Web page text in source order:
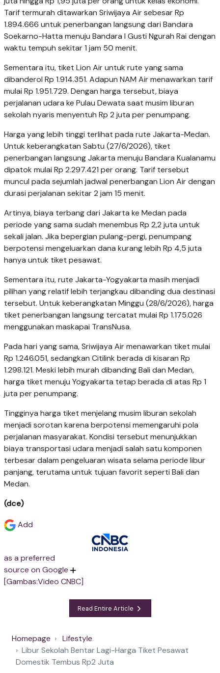
Tarif termurah ditawarkan Sriwijaya Air sebesar Rp
1.894.666 untuk penerbangan langsung dari Bandara
Soekarno-Hatta menuju Bandara I Gusti Ngurah Rai dengan
waktu tempuh sekitar 1 jam 50 menit.
Sementara itu, tiket Lion Air untuk rute yang sama
dibanderol Rp 1.914.351. Adapun NAM Air menawarkan tarif
mulai Rp 1.951.729. Dengan harga tersebut, biaya
perjalanan udara ke Pulau Dewata saat musim liburan
sekolah nyaris menyentuh Rp 2 juta per penumpang.
Harga yang lebih tinggi terlihat pada rute Jakarta-Medan.
Untuk keberangkatan Sabtu (27/6/2026), tiket
penerbangan langsung Jakarta menuju Bandara Kualanamu
dipatok mulai Rp 2.297.421 per orang. Tarif tersebut
muncul pada sejumlah jadwal penerbangan Lion Air dengan
durasi perjalanan sekitar 2 jam 15 menit.
Artinya, biaya terbang dari Jakarta ke Medan pada
periode yang sama sudah menembus Rp 2,2 juta untuk
sekali jalan. Jika bepergian pulang-pergi, penumpang
berpotensi mengeluarkan dana kurang lebih Rp 4,5 juta
hanya untuk tiket pesawat.
Sementara itu, rute Jakarta-Yogyakarta masih menjadi
pilihan yang relatif lebih terjangkau dibanding dua destinasi
tersebut. Untuk keberangkatan Minggu (28/6/2026), harga
tiket penerbangan langsung tercatat mulai Rp 1.175.026
menggunakan maskapai TransNusa.
Pada hari yang sama, Sriwijaya Air menawarkan tiket mulai
Rp 1.246.051, sedangkan Citilink berada di kisaran Rp
1.298.121. Meski lebih murah dibanding Bali dan Medan,
harga tiket menuju Yogyakarta tetap berada di atas Rp 1
juta per penumpang.
Tingginya harga tiket menjelang musim liburan sekolah
menjadi sorotan karena berpotensi memengaruhi pola
perjalanan masyarakat. Kondisi tersebut menunjukkan
biaya transportasi udara menjadi salah satu komponen
terbesar dalam pengeluaran wisata selama periode libur
panjang, terutama untuk tujuan favorit seperti Bali dan
Medan.
(dce)
Add
as a preferred
source on Google
[Gambas:Video CNBC]
Read Entire Article
Homepage
Lifestyle
Libur Sekolah Bentar Lagi-Harga Tiket Pesawat
Domestik Tembus Rp2 Juta